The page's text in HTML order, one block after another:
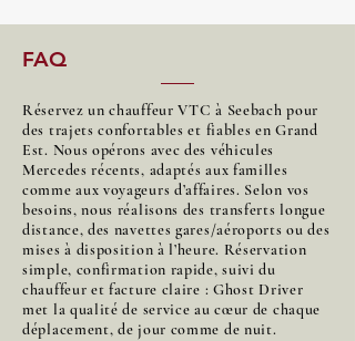
FAQ
Réservez un chauffeur VTC à Seebach pour
des trajets confortables et fiables en Grand
Est. Nous opérons avec des véhicules
Mercedes récents, adaptés aux familles
comme aux voyageurs d’affaires. Selon vos
besoins, nous réalisons des transferts longue
distance, des navettes gares/aéroports ou des
mises à disposition à l’heure. Réservation
simple, confirmation rapide, suivi du
chauffeur et facture claire : Ghost Driver
met la qualité de service au cœur de chaque
déplacement, de jour comme de nuit.